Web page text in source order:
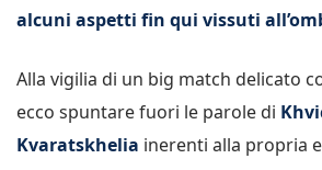
alcuni aspetti fin qui vissuti
Alla vigilia di un big match delicato
ecco spuntare fuori le parole di
Kvaratskhelia inerenti alla propria